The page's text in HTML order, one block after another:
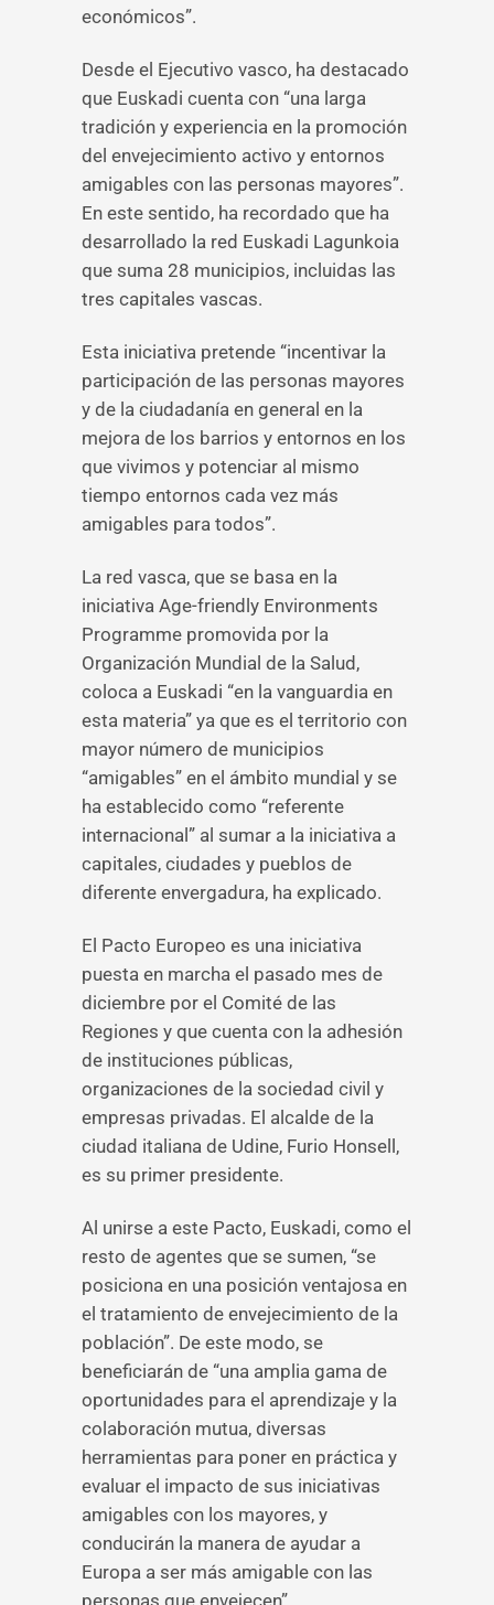
económicos”.
Desde el Ejecutivo vasco, ha destacado
que Euskadi cuenta con “una larga
tradición y experiencia en la promoción
del envejecimiento activo y entornos
amigables con las personas mayores”.
En este sentido, ha recordado que ha
desarrollado la red Euskadi Lagunkoia
que suma 28 municipios, incluidas las
tres capitales vascas.
Esta iniciativa pretende “incentivar la
participación de las personas mayores
y de la ciudadanía en general en la
mejora de los barrios y entornos en los
que vivimos y potenciar al mismo
tiempo entornos cada vez más
amigables para todos”.
La red vasca, que se basa en la
iniciativa Age-friendly Environments
Programme promovida por la
Organización Mundial de la Salud,
coloca a Euskadi “en la vanguardia en
esta materia” ya que es el territorio con
mayor número de municipios
“amigables” en el ámbito mundial y se
ha establecido como “referente
internacional” al sumar a la iniciativa a
capitales, ciudades y pueblos de
diferente envergadura, ha explicado.
El Pacto Europeo es una iniciativa
puesta en marcha el pasado mes de
diciembre por el Comité de las
Regiones y que cuenta con la adhesión
de instituciones públicas,
organizaciones de la sociedad civil y
empresas privadas. El alcalde de la
ciudad italiana de Udine, Furio Honsell,
es su primer presidente.
Al unirse a este Pacto, Euskadi, como el
resto de agentes que se sumen, “se
posiciona en una posición ventajosa en
el tratamiento de envejecimiento de la
población”. De este modo, se
beneficiarán de “una amplia gama de
oportunidades para el aprendizaje y la
colaboración mutua, diversas
herramientas para poner en práctica y
evaluar el impacto de sus iniciativas
amigables con los mayores, y
conducirán la manera de ayudar a
Europa a ser más amigable con las
personas que envejecen”.